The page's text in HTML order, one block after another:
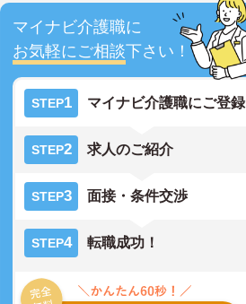
マイナビ介護職に
お気軽にご相談下さい！
STEP1 マイナビ介護職にご登録
STEP2 求人のご紹介
STEP3 面接・条件交渉
STEP4 転職成功！